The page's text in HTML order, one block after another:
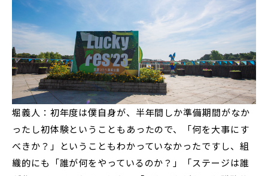
堀義人：初年度は僕自身が、半年間しか準備期間がなか
ったし初体験ということもあったので、「何を大事にす
べきか？」ということもわかっていなかったですし、組
織的にも「誰が何をやっているのか？」「ステージは誰